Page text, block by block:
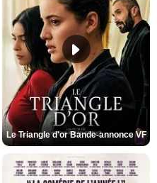
Le Triangle d'or Bande-annonce VF